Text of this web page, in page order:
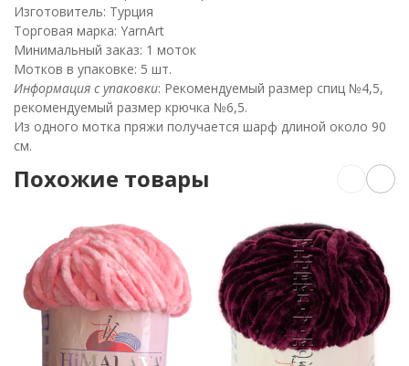
Изготовитель: Турция
Торговая марка: YarnArt
Минимальный заказ: 1 моток
Мотков в упаковке: 5 шт.
Информация с упаковки: Рекомендуемый размер спиц №4,5,
рекомендуемый размер крючка №6,5.
Из одного мотка пряжи получается шарф длиной около 90
см.
Похожие товары